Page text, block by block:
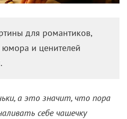
для романтиков,
и ценителей
а это значит, что пора
себе чашечку